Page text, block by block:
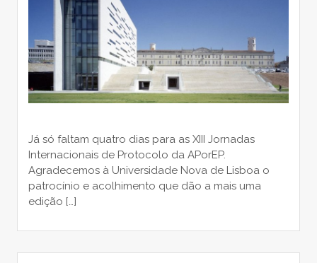
Já só faltam quatro dias para as XIII Jornadas
Internacionais de Protocolo da APorEP.
Agradecemos à Universidade Nova de Lisboa o
patrocínio e acolhimento que dão a mais uma
edição […]